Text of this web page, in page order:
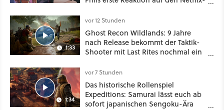
1:33
vor 12 Stunden
Ghost Recon Wildlands: 9 Jahre
nach Release bekommt der Taktik-
Shooter mit Last Rites nochmal ein
1:34
vor 7 Stunden
Das historische Rollenspiel
Expeditions: Samurai lässt euch ab
sofort japanischen Sengoku-Ära